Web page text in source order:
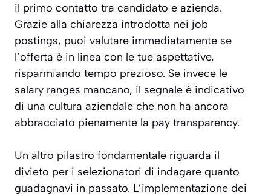
il primo contatto tra candidato e azienda.
Grazie alla chiarezza introdotta nei job
postings, puoi valutare immediatamente se
l’offerta è in linea con le tue aspettative,
risparmiando tempo prezioso. Se invece le
salary ranges mancano, il segnale è indicativo
di una cultura aziendale che non ha ancora
abbracciato pienamente la pay transparency.
Un altro pilastro fondamentale riguarda il
divieto per i selezionatori di indagare quanto
guadagnavi in passato. L’implementazione dei